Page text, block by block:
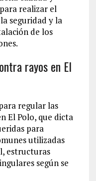
realizar el
seguridad y la
de los
rayos en El
regular las
El Polo, que dicta
para
utilizadas
estructuras
según se